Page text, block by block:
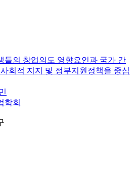
들의 창업의도 영향요인과 국가 간
회적 지지 및 정부지원정책을 중심
학회